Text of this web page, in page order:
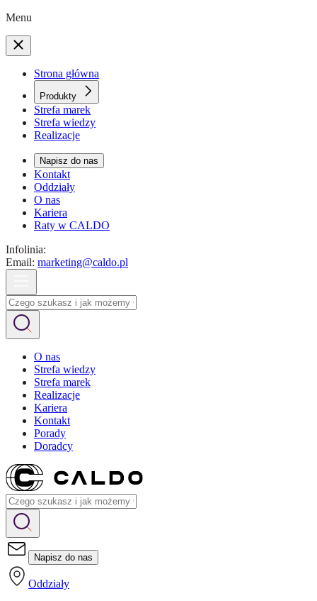
Menu
Strona główna
Produkty
Strefa marek
Strefa wiedzy
Realizacje
Napisz do nas
Kontakt
Oddziały
O nas
Kariera
Raty w CALDO
Infolinia:
Email: marketing@caldo.pl
O nas
Strefa wiedzy
Strefa marek
Realizacje
Kariera
Kontakt
Porady
Doradcy
Napisz do nas
Oddziały